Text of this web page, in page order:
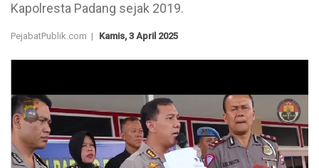
Kapolresta Padang sejak 2019.
PejabatPublik.com | Kamis, 3 April 2025